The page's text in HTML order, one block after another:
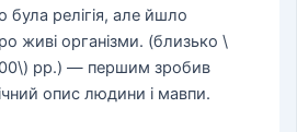
була релігія, але йшло
живі організми. (близько \
рр.) — першим зробив
опис людини і мавпи.